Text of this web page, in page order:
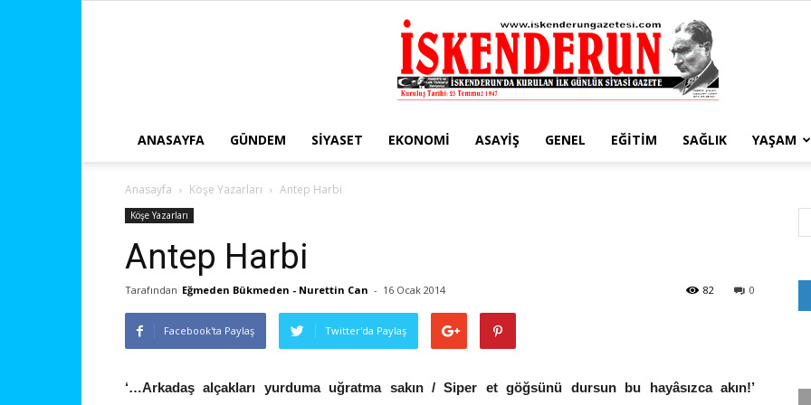
ANASAYFA GÜNDEM SIYASET EKONOMI ASAYIŞ GENEL EĞITIM SAĞLIK YAŞAM
Anasayfa Köşe Yazarları Antep Harbi
Köşe Yazarları
Antep Harbi
Tarafından Eğmeden Bükmeden - Nurettin Can - 16 Ocak 2014 0
82
Facebook'ta Paylaş Twitter'da Paylaş
‘…Arkadaş alçakları yurduma uğratma sakın / Siper et göğsünü dursun bu hayâsızca akın!’